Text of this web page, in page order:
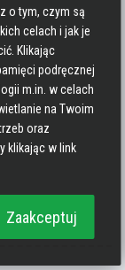
o tym, czym są
celach i jak je
Klikając
podręcznej
m.in. w celach
na Twoim
oraz
klikając w link
Zaakceptuj